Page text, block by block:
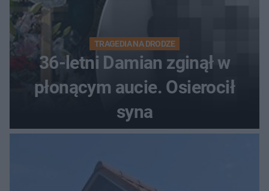
TRAGEDIA NA DRODZE
36-letni Damian zginął w
płonącym aucie. Osierocił
syna